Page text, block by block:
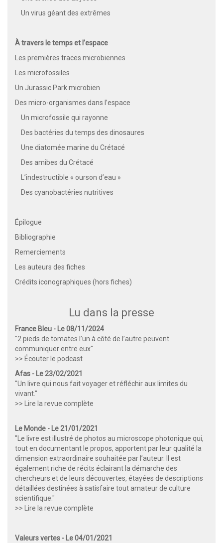
Un virus géant des extrêmes
À travers le temps et l’espace
Les premières traces microbiennes
Les microfossiles
Un Jurassic Park microbien
Des micro-organismes dans l’espace
Un microfossile qui rayonne
Des bactéries du temps des dinosaures
Une diatomée marine du Crétacé
Des amibes du Crétacé
L’indestructible « ourson d’eau »
Des cyanobactéries nutritives
Épilogue
Bibliographie
Remerciements
Les auteurs des fiches
Crédits iconographiques (hors fiches)
Lu dans la presse
France Bleu - Le 08/11/2024
"2 pieds de tomates l’un à côté de l’autre peuvent
communiquer entre eux"
>> Écouter le podcast
Afas - Le 23/02/2021
"Un livre qui nous fait voyager et réfléchir aux limites du
vivant."
>> Lire la revue complète
Le Monde - Le 21/01/2021
"Le livre est illustré de photos au microscope photonique qui,
tout en documentant le propos, apportent par leur qualité la
dimension extraordinaire souhaitée par l’auteur. Il est
également riche de récits éclairant la démarche des
chercheurs et de leurs découvertes, étayées de descriptions
détaillées destinées à satisfaire tout amateur de culture
scientifique."
>> Lire la revue complète
Valeurs vertes - Le 04/01/2021